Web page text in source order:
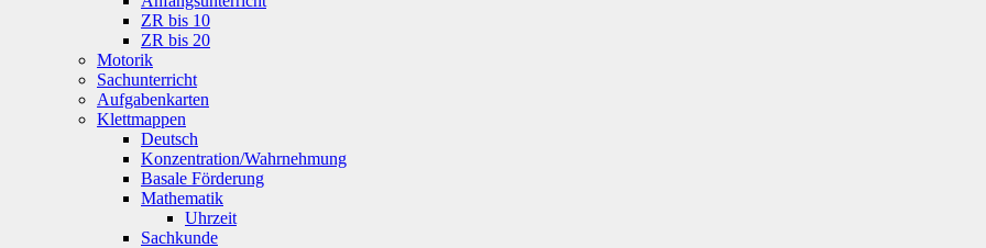
ZR bis 10
ZR bis 20
Motorik
Sachunterricht
Aufgabenkarten
Klettmappen
Deutsch
Konzentration/Wahrnehmung
Basale Förderung
Mathematik
Uhrzeit
Sachkunde